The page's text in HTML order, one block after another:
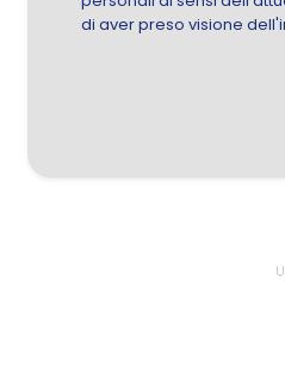
di aver preso visione